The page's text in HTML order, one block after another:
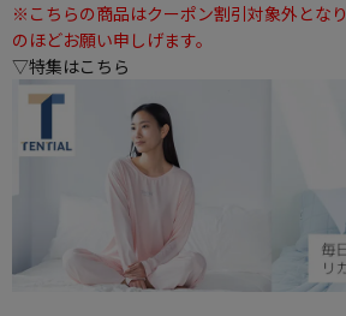
※こちらの商品はクーポン割引対象外とな
のほどお願い申しげます。
▽特集はこちら